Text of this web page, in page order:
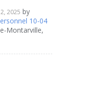
2025 by
10-04
Montarville,